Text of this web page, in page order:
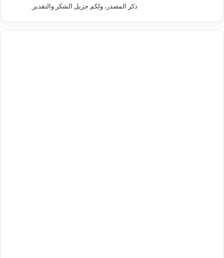
ذكر المصدر، ولكم جزيل الشكر والتقدير.